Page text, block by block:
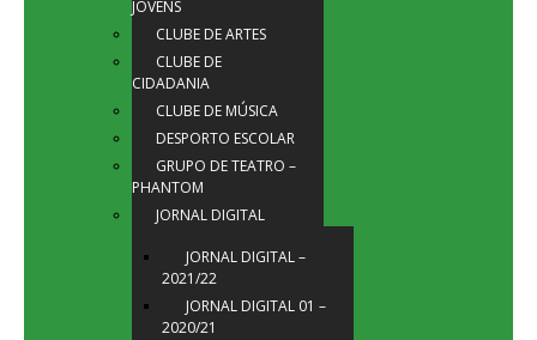
JOVENS
CLUBE DE ARTES
CLUBE DE
CIDADANIA
CLUBE DE MÚSICA
DESPORTO ESCOLAR
GRUPO DE TEATRO –
PHANTOM
JORNAL DIGITAL
JORNAL DIGITAL –
2021/22
JORNAL DIGITAL 01 –
2020/21